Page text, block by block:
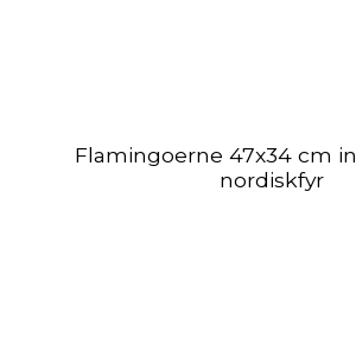
Flamingoerne 47x34 cm
nordiskfyr